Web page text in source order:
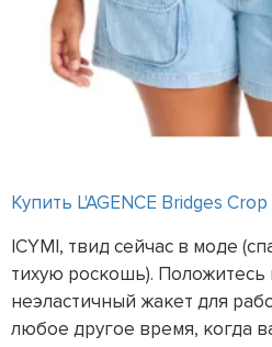
Купить L'AGENCE Bridges
ICYMI, твид сейчас в моде
тихую роскошь). Положитесь
неэластичный жакет для
любое другое время, когда